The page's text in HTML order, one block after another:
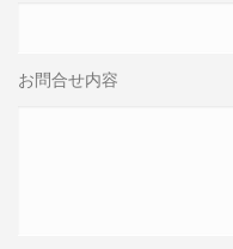
お問合せ内容